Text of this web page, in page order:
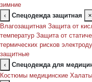
зимние
‹
Спецодежда защитная
×
Влагозащитная Защита от
температур Защита от
термических рисков
защитные
‹
Спецодежда для
Костюмы медицинские